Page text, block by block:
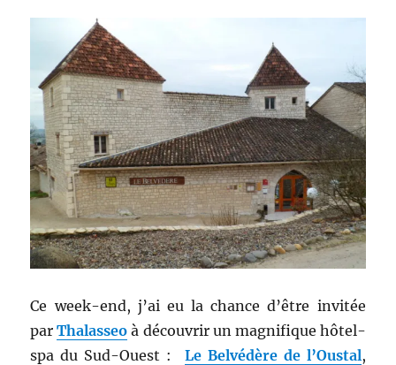
Ce week-end, j’ai eu la chance d’être invitée
parThalasseo à découvrir un magnifique hôtel-
spa du Sud-Ouest :
Le Belvédère de l’Oustal,